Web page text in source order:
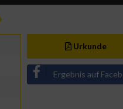
Urkunde
Ergebnis auf Facebook